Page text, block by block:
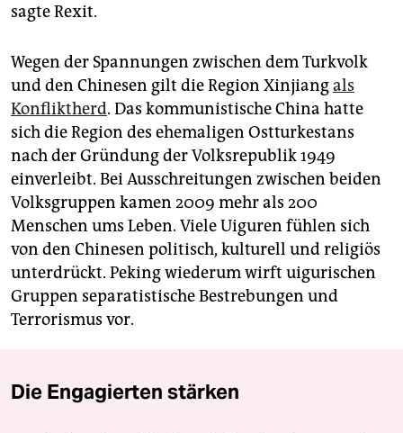
sagte Rexit.
Wegen der Spannungen zwischen dem Turkvolk
und den Chinesen gilt die Region Xinjiangals
Konfliktherd. Das kommunistische China hatte
sich die Region des ehemaligen Ostturkestans
nach der Gründung der Volksrepublik 1949
einverleibt. Bei Ausschreitungen zwischen beiden
Volksgruppen kamen 2009 mehr als 200
Menschen ums Leben. Viele Uiguren fühlen sich
von den Chinesen politisch, kulturell und religiös
unterdrückt. Peking wiederum wirft uigurischen
Gruppen separatistische Bestrebungen und
Terrorismus vor.
Die Engagierten stärken